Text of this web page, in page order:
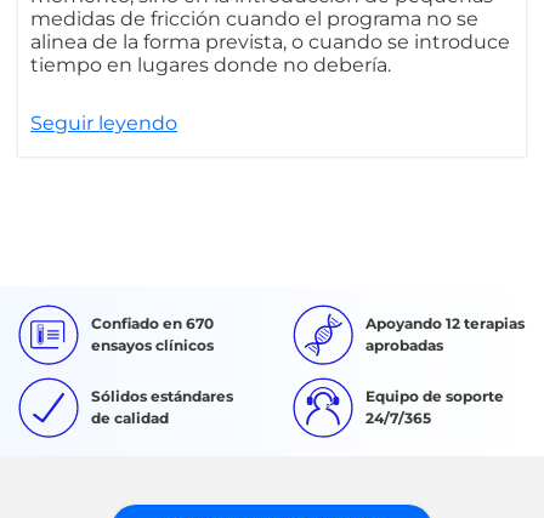
medidas de fricción cuando el programa no se
alinea de la forma prevista, o cuando se introduce
tiempo en lugares donde no debería.
Seguir leyendo
Confiado en 670
ensayos clínicos
Apoyando 12 terapias
aprobadas
Sólidos estándares
de calidad
Equipo de soporte
24/7/365